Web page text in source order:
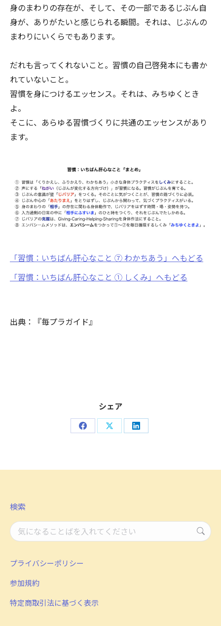
身のまわりの存在が、そして、その一部であるじぶん自
身が、ありがたいと感じられる瞬間。それは、じぶんの
まわりにいくらでもあります。
だれも言ってくれないこと。習慣の自己啓発本にも書か
れていないこと。
習慣を身につけるエッセンス。それは、みちゆくとき
よ。
そこに、あらゆる習慣づくりに共通のエッセンスがあり
ます。
「習慣：いちばん肝心なこと ⑦ わかちあう」へもどる
「習慣：いちばん肝心なこと ① しくみ」へもどる
出典：『毎プラガイド』
シェア
Share Share Share
検索
検
索：
プライバシーポリシー
参加規約
特定商取引法に基づく表示